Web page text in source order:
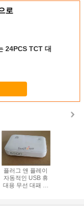
로
24PCS TCT 대
플러그 앤 플레이
자동적인 USB 휴
대용 무선 대패 힘